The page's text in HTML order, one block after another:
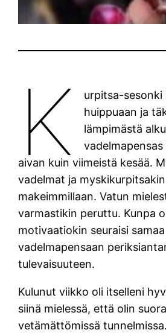
K
urpitsa-sesonki
huippuaan ja
lämpimästä
aivan kuin viimeistä kesää.
vadelmat ja
makeimmillaan. Vatun
varmastikin peruttu. Kunpa
motivaatiokin seuraisi samaa
vadelmapensaan
tulevaisuuteen.
Kulunut viikko oli itselleni
siinä mielessä, että olin
vetämättömissä